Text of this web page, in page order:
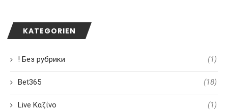
KATEGORIEN
! Без рубрики (1)
Bet365 (18)
Live Καζίνο (1)